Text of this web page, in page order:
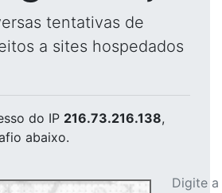
tentativas de
a sites hospedados
do IP 216.73.216.138,
abaixo.
Digite